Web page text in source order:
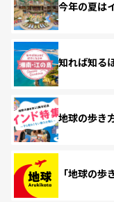
今年の夏は
知れば知る
地球の歩き
「地球の